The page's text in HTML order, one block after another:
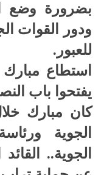
بضرورة وضع
ودور القوات
للعبور.
استطاع مبارك
يفتحوا باب
كان مبارك
الجوية
الجوية..